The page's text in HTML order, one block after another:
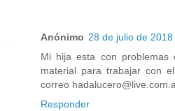
Anónimo 28 de julio de 2018
Mi hija esta con
material para trabajar con
correo
Responder